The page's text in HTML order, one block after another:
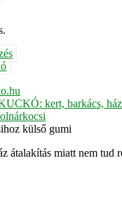
kert, barkács,
külső gumi
átalakítás miatt nem